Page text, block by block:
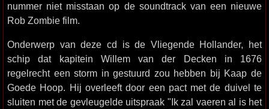
nummer niet misstaan op de soundtrack van een nieuwe
Rob Zombie film.
Onderwerp van deze cd is de Vliegende Hollander, het
schip dat kapitein Willem van der Decken in 1676
regelrecht een storm in gestuurd zou hebben bij Kaap de
Goede Hoop. Hij overleeft door een pact met de duivel te
sluiten met de gevleugelde uitspraak "Ik zal vaeren al is het